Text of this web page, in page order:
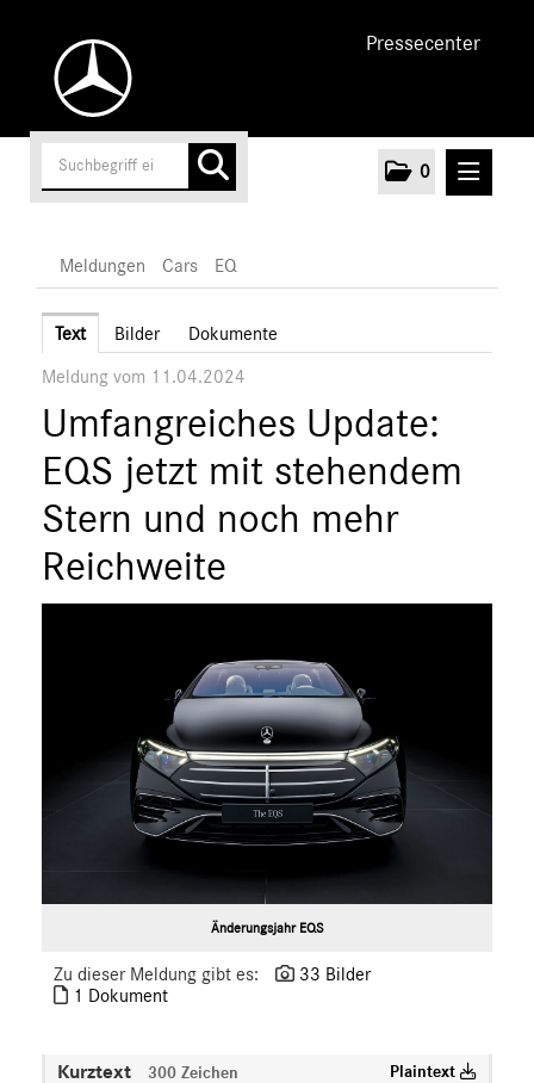
Pressecenter
0
Unternehmen
Cars
AMG
Maybach
Mercedes-Benz
smart
ANSPRECHPARTNER
Meldungen Cars EQ
Text Bilder Dokumente
Meldung vom 11.04.2024
Umfangreiches Update:
EQS jetzt mit stehendem
Stern und noch mehr
Reichweite
Änderungsjahr EQS
Zu dieser Meldung gibt es:
33 Bilder
1 Dokument
Kurztext 300 Zeichen Plaintext